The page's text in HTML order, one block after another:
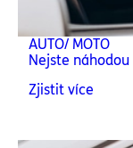
AUTO/ MOTO
Nejste
Zjistit více